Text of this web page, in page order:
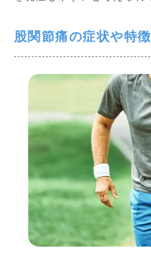
股関節痛の症状や特徴